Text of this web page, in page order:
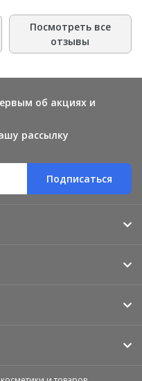
Посмотреть все
отзывы
об акциях и
рассылку
Подписаться